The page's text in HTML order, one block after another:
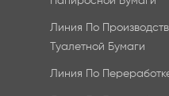
Линия По
Туалетной Бумаги
Линия По